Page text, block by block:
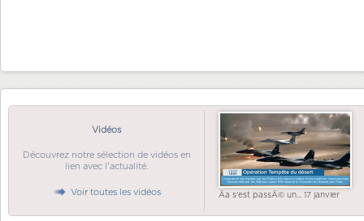
Vidéos
Découvrez notre sélection de vidéos en
lien avec l'actualité.
Voir toutes les vidéos Ãa s'est passÃ© un... 17 janvier